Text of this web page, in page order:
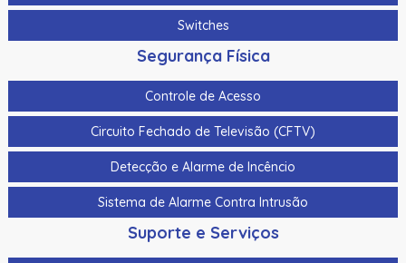
Bts400 | Assa Abloy | Botoeira Tipo “No Touch”
Cabo Para Cameras Mobile 2 Metros Hikvision Ds-
Cabo Para Cameras Mobile 4 Metros Hikvision Ds-
Mp2100-4
Cadastrador De Cartoes Hikvision Ds-K1F100-D8E Dupla
Frequencia 125Khz (Em) E 13,56Mhz (Mifare)
Cadastrador Impressao Digital Hikvision Ds-K1F820-F
Cartao De Memoria Hikvision Hs-Tf-H1I 32G
Switches
Segurança Física
Controle de Acesso
Circuito Fechado de Televisão (CFTV)
Detecção e Alarme de Incêncio
Sistema de Alarme Contra Intrusão
Suporte e Serviços